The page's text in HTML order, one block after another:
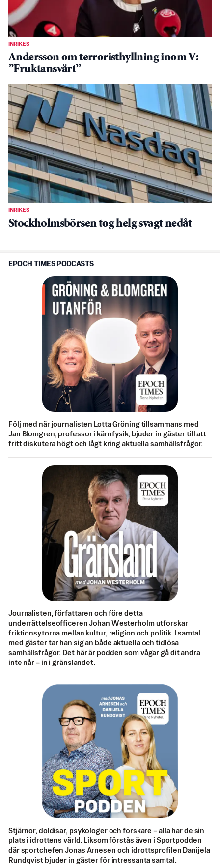
INRIKES
Andersson om terroristhyllning inom V:
”Fruktansvärt”
INRIKES
Stockholmsbörsen tog helg svagt nedåt
EPOCH TIMES PODCASTS
Följ med när journalisten Lotta Gröning tillsammans med
Jan Blomgren, professor i kärnfysik, bjuder in gäster till att
fritt diskutera högt och lågt kring aktuella samhällsfrågor.
Journalisten, författaren och före detta
underrättelseofficeren Johan Westerholm utforskar
friktionsytorna mellan kultur, religion och politik. I samtal
med gäster tar han sig an både aktuella och tidlösa
samhällsfrågor. Det här är podden som vågar gå dit andra
inte når – in i gränslandet.
Stjärnor, doldisar, psykologer och forskare – alla har de sin
plats i idrottens värld. Liksom förstås även i Sportpodden
där sportchefen Jonas Arnesen och idrottsprofilen Danijela
Rundqvist bjuder in gäster för intressanta samtal.